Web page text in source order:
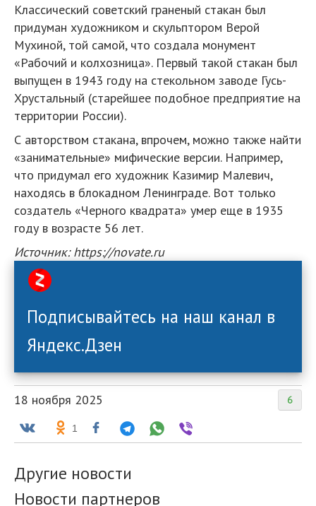
Классический советский граненый стакан был
придуман художником и скульптором Верой
Мухиной, той самой, что создала монумент
«Рабочий и колхозница». Первый такой стакан был
выпущен в 1943 году на стекольном заводе Гусь-
Хрустальный (старейшее подобное предприятие на
территории России).
С авторством стакана, впрочем, можно также найти
«занимательные» мифические версии. Например,
что придумал его художник Казимир Малевич,
находясь в блокадном Ленинграде. Вот только
создатель «Черного квадрата» умер еще в 1935
году в возрасте 56 лет.
Источник: https://novate.ru
Подписывайтесь на наш канал в
Яндекс.Дзен
6
18 ноября 2025
1
Другие новости
Новости партнеров